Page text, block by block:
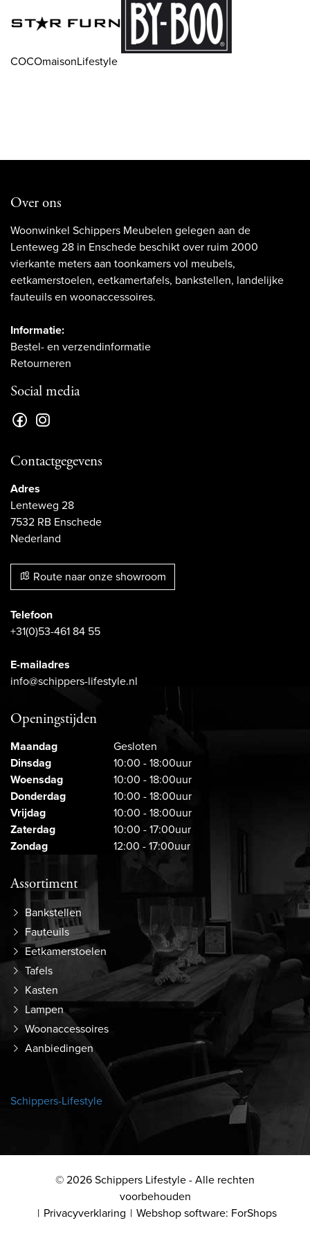
COCOmaisonLifestyle
Over ons
Woonwinkel Schippers Meubelen gelegen aan de
Lenteweg 28 in Enschede beschikt over ruim 2000
vierkante meters aan toonkamers vol meubels,
eetkamerstoelen, eetkamertafels, bankstellen, landelijke
fauteuils en woonaccessoires.
Informatie:
Bestel- en verzendinformatie
Retourneren
Social media
Contactgegevens
Adres
Lenteweg 28
7532 RB Enschede
Nederland
Route naar onze showroom
Telefoon
+31(0)53-461 84 55
E-mailadres
info@schippers-lifestyle.nl
Openingstijden
Maandag
Gesloten
Dinsdag
10:00 - 18:00uur
Woensdag
10:00 - 18:00uur
Donderdag
10:00 - 18:00uur
Vrijdag
10:00 - 18:00uur
Zaterdag
10:00 - 17:00uur
Zondag
12:00 - 17:00uur
Assortiment
Bankstellen
Fauteuils
Eetkamerstoelen
Tafels
Kasten
Lampen
Woonaccessoires
Aanbiedingen
Schippers-Lifestyle
© 2026 Schippers Lifestyle - Alle rechten
voorbehouden
Privacyverklaring
Webshop software: ForShops